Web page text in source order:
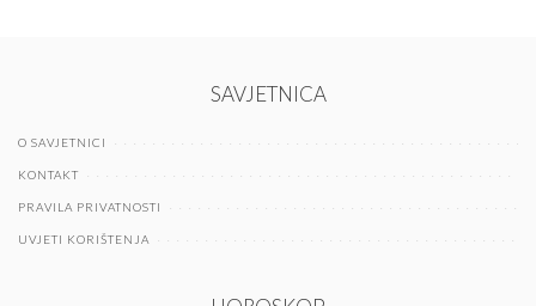
SAVJETNICA
O SAVJETNICI
KONTAKT
PRAVILA PRIVATNOSTI
UVJETI KORIŠTENJA